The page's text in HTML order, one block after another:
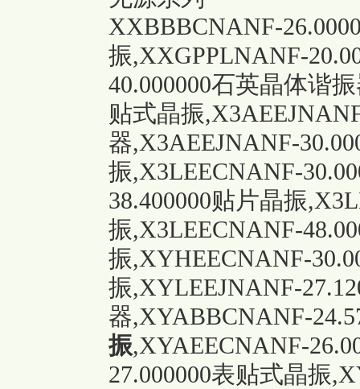
XXBBBCNANF-
振,XXGPPLNANF-
40.000000石英晶体谐
贴式晶振
器,X3AEEJNANF-
振,X3LEECNANF-
38.400000贴片晶振
振,X3LEECNANF-
振,XYHEECNANF-
振,XYLEEJNANF-
器,XYABBCNANF-
振,XYAEECNANF-
27.000000表贴式晶振